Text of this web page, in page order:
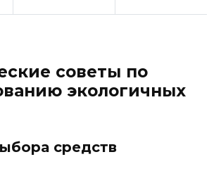
советы по
экологичных
средств